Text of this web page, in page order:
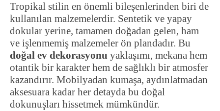
Tropikal stilin en önemli bileşenlerinden biri de
kullanılan malzemelerdir. Sentetik ve yapay
dokular yerine, tamamen doğadan gelen, ham
ve işlenmemiş malzemeler ön plandadır. Bu
doğal ev dekorasyonu yaklaşımı, mekana hem
otantik bir karakter hem de sağlıklı bir atmosfer
kazandırır. Mobilyadan kumaşa, aydınlatmadan
aksesuara kadar her detayda bu doğal
dokunuşları hissetmek mümkündür.